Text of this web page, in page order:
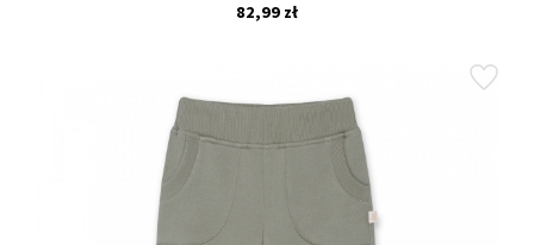
82,99 zł